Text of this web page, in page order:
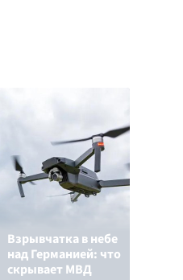
Взрывчатка в небе
над Германией: что
скрывает МВД